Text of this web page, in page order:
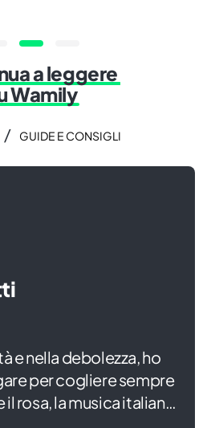
a leggere
Wamily
/ GUIDE E CONSIGLI
e nella debolezza, ho
per cogliere sempre
il rosa, la musica italiana